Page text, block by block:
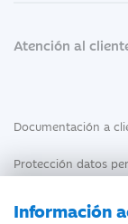
Información
Atención al
Documentación a
Protección datos